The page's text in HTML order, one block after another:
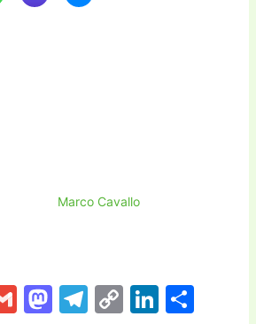
Marco Cavallo
G
M T
C
Li